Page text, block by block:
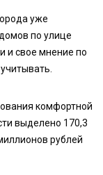
уже
по улице
и свое мнение по
комфортной
выделено 170,3
рублей